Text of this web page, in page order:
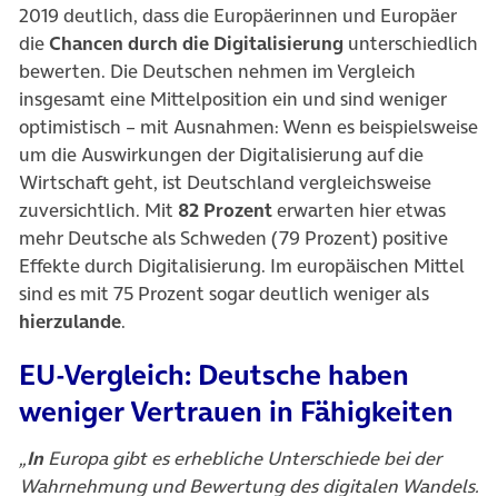
2019 deutlich, dass die Europäerinnen und Europäer
dieChancen durch die Digitalisierung unterschiedlich
bewerten. Die Deutschen nehmen im Vergleich
insgesamt eine Mittelposition ein und sind weniger
optimistisch – mit Ausnahmen: Wenn es beispielsweise
um die Auswirkungen der Digitalisierung auf die
Wirtschaft geht, ist Deutschland vergleichsweise
zuversichtlich. Mit 82 Prozenterwarten hier etwas
mehr Deutsche als Schweden (79 Prozent) positive
Effekte durch Digitalisierung. Im europäischen Mittel
sind es mit 75 Prozent sogar deutlich weniger als
hierzulande.
EU-Vergleich: Deutsche haben
weniger Vertrauen in Fähigkeiten
„InEuropa gibt es erhebliche Unterschiede bei der
Wahrnehmung und Bewertung des digitalen Wandels.